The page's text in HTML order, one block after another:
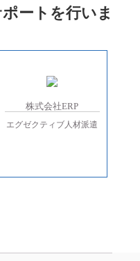
ートを行いま
株式会社ERP
エグゼクティブ人材派遣